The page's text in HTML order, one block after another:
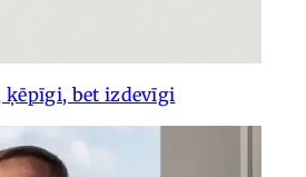
bet izdevīgi